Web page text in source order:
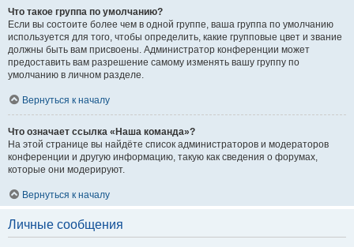
Что такое группа по умолчанию?
Если вы состоите более чем в одной группе, ваша группа по умолчанию
используется для того, чтобы определить, какие групповые цвет и звание
должны быть вам присвоены. Администратор конференции может
предоставить вам разрешение самому изменять вашу группу по
умолчанию в личном разделе.
Вернуться к началу
Что означает ссылка «Наша команда»?
На этой странице вы найдёте список администраторов и модераторов
конференции и другую информацию, такую как сведения о форумах,
которые они модерируют.
Вернуться к началу
Личные сообщения